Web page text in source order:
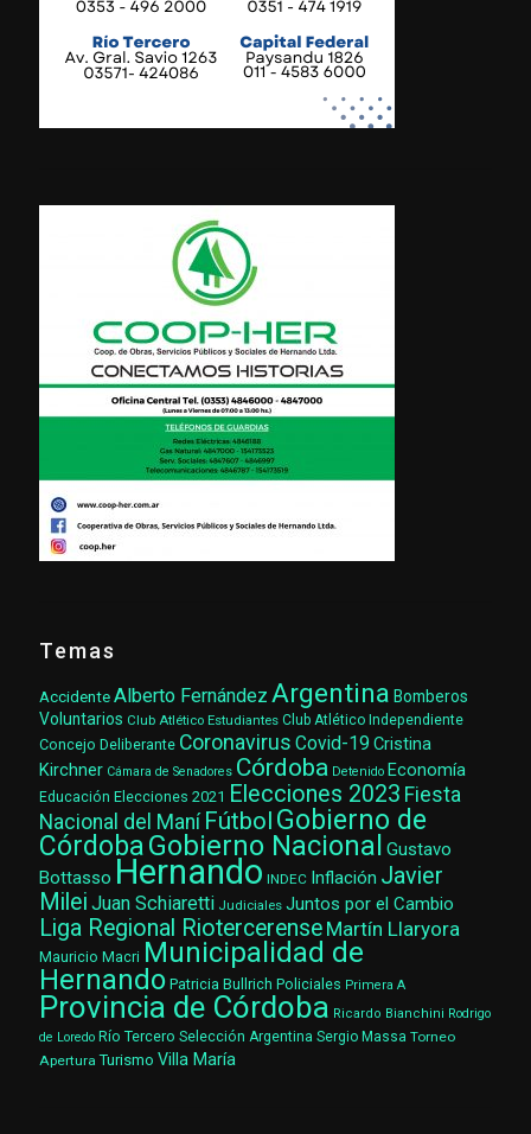
Temas
AccidenteAlberto Fernández Argentina Bomberos
Voluntarios Club Atlético Estudiantes Club Atlético Independiente
Concejo Deliberante Coronavirus Covid-19 Cristina
Kirchner Cámara de Senadores Córdoba Detenido Economía
Educación Elecciones 2021 Elecciones 2023 Fiesta
Nacional del Maní Fútbol Gobierno de
CórdobaGobierno Nacional Gustavo
Bottasso Hernando INDEC Inflación Javier
Milei Juan Schiaretti Judiciales Juntos por el Cambio
Liga Regional Riotercerense Martín Llaryora
Mauricio Macri Municipalidad de
Hernando Patricia Bullrich Policiales Primera A
Provincia de Córdoba Ricardo Bianchini Rodrigo
de Loredo Río Tercero Selección Argentina Sergio Massa Torneo
Apertura Turismo Villa María